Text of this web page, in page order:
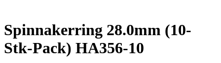
Spinnakerring 28.0mm (10-
Stk-Pack) HA356-10